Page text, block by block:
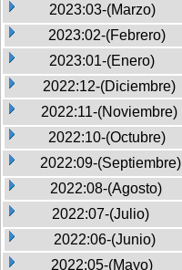
2023:03-(Marzo)
2023:02-(Febrero)
2023:01-(Enero)
2022:12-(Diciembre)
2022:11-(Noviembre)
2022:10-(Octubre)
2022:09-(Septiembre)
2022:08-(Agosto)
2022:07-(Julio)
2022:06-(Junio)
2022:05-(Mayo)